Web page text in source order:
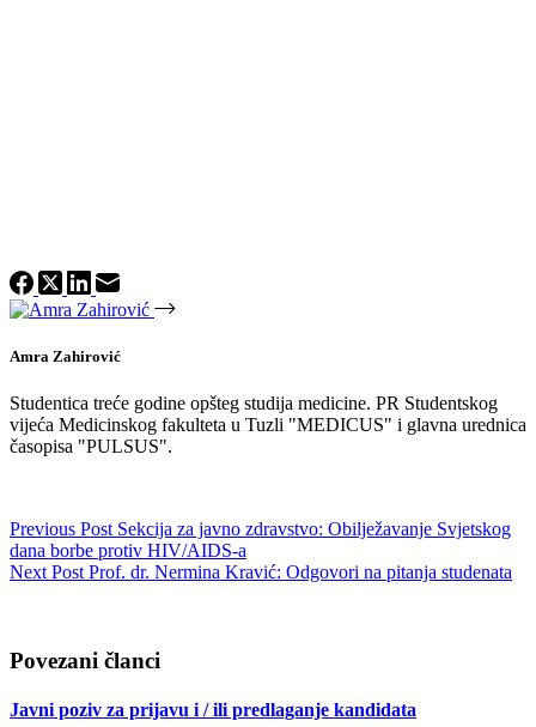
Amra Zahirović
Studentica treće godine opšteg studija medicine. PR Studentskog
vijeća Medicinskog fakulteta u Tuzli "MEDICUS" i glavna urednica
časopisa "PULSUS".
Previous Post Sekcija za javno zdravstvo: Obilježavanje Svjetskog
dana borbe protiv HIV/AIDS-a
Next Post Prof. dr. Nermina Kravić: Odgovori na pitanja studenata
Povezani članci
Javni poziv za prijavu i / ili predlaganje kandidata